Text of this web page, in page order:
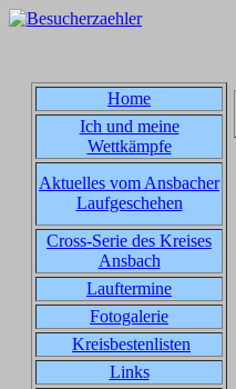
Home
Ich und meine
Wettkämpfe
Aktuelles vom Ansbacher
Laufgeschehen
Cross-Serie des Kreises
Ansbach
Lauftermine
Fotogalerie
Kreisbestenlisten
Links